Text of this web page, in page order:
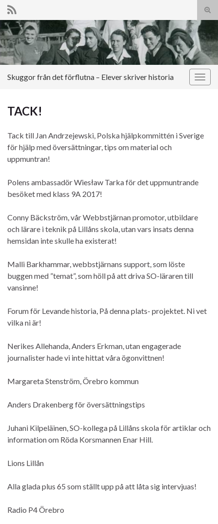
Slå
på/
Search for:
Slå
Skuggor från det förflutna – Elever skriver historia
TACK!
Tack till Jan Andrzejewski, Polska hjälpkommittén i Sverige
för hjälp med översättningar, tips om material och
uppmuntran!
Polens ambassadör Wiesław Tarka för det uppmuntrande
besöket med klass 9A 2017!
Conny Bäckström, vår Webbstjärnan promotor, utbildare
och lärare i teknik på Lillåns skola, utan vars insats denna
hemsidan inte skulle ha existerat!
Malli Barkhammar, webbstjärnans support, som löste
buggen med ”temat”, som höll på att driva SO-läraren till
vansinne!
Forum för Levande historia, På denna plats- projektet. Ni vet
vilka ni är!
Nerikes Allehanda, Anders Erkman, utan engagerade
journalister hade vi inte hittat våra ögonvittnen!
Margareta Stenström, Örebro kommun
Anders Drakenberg för översättningstips
Juhani Kilpeläinen, SO-kollega på Lillåns skola för artiklar och
information om Röda Korsmannen Enar Hill.
Lions Lillån
Alla glada plus 65 som ställt upp på att låta sig intervjuas!
Radio P4 Örebro